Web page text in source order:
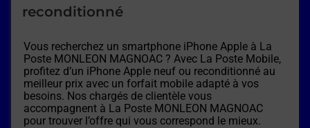
reconditionné
Vous recherchez un smartphone iPhone Apple à La
Poste MONLEON MAGNOAC ? Avec La Poste Mobile,
profitez d’un iPhone Apple neuf ou reconditionné au
meilleur prix avec un forfait mobile adapté à vos
besoins. Nos chargés de clientèle vous
accompagnent à La Poste MONLEON MAGNOAC
pour trouver l’offre qui vous correspond le mieux.